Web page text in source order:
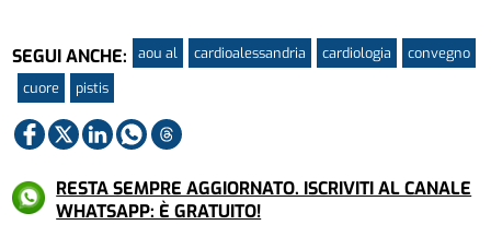
SEGUI ANCHE: aou al cardioalessandria cardiologia
convegno
cuore
pistis
RESTA SEMPRE AGGIORNATO. ISCRIVITI AL CANALE
WHATSAPP: È GRATUITO!